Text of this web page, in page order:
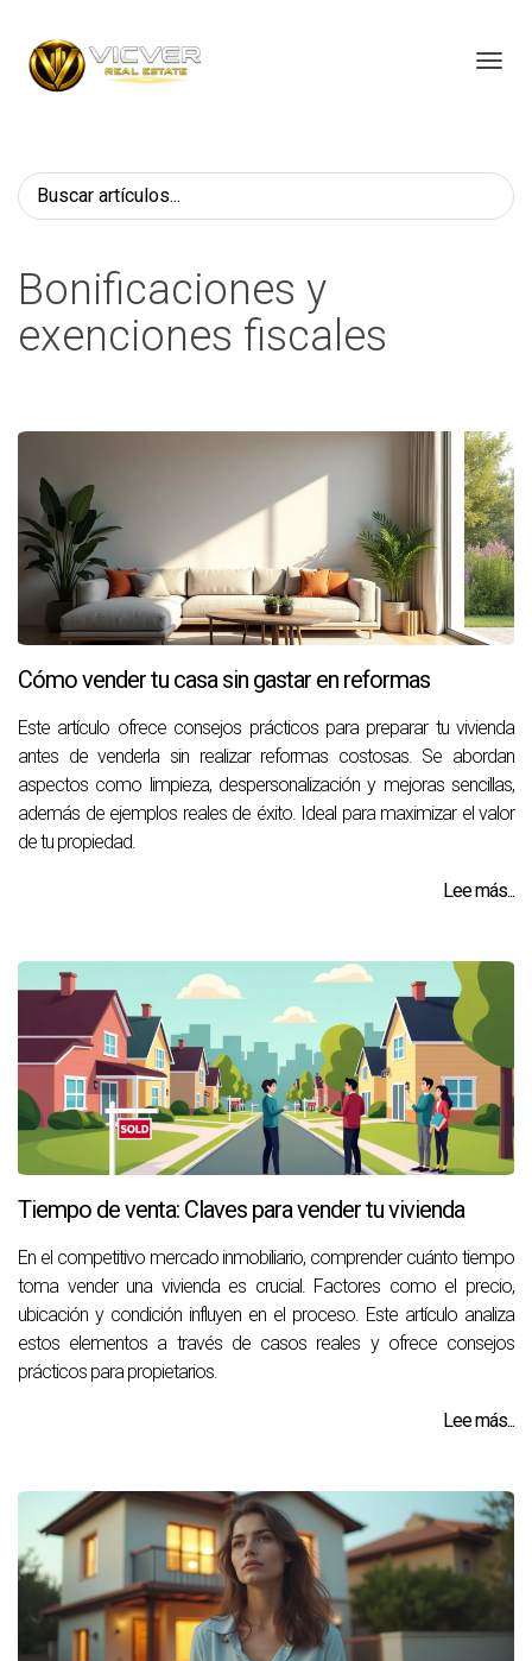
Bonificaciones y
exenciones fiscales
Cómo vender tu casa sin gastar en reformas
Este artículo ofrece consejos prácticos para preparar tu vivienda
antes de venderla sin realizar reformas costosas. Se abordan
aspectos como limpieza, despersonalización y mejoras sencillas,
además de ejemplos reales de éxito. Ideal para maximizar el valor
de tu propiedad.
Lee más...
Tiempo de venta: Claves para vender tu vivienda
En el competitivo mercado inmobiliario, comprender cuánto tiempo
toma vender una vivienda es crucial. Factores como el precio,
ubicación y condición influyen en el proceso. Este artículo analiza
estos elementos a través de casos reales y ofrece consejos
prácticos para propietarios.
Lee más...